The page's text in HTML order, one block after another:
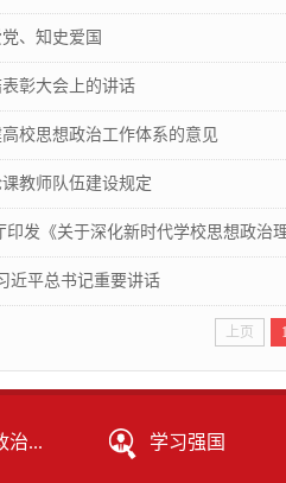
、知史爱国
彰大会上的讲话
校思想政治工作体系的意见
教师队伍建设规定
发《关于深化新时代学校思想政治
近平总书记重要讲话
上页 1
治... 学习强国